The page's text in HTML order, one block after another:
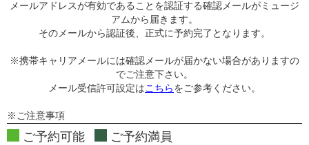
注意事項
メールアドレスが有効であることを認証する確認メールがミュージ
アムから届きます。
そのメールから認証後、正式に予約完了となります。
※携帯キャリアメールには確認メールが届かない場合がありますの
でご注意下さい。
メール受信許可設定はこちら をご参考ください。
※ご注意事項
ご予約可能
ご予約満員